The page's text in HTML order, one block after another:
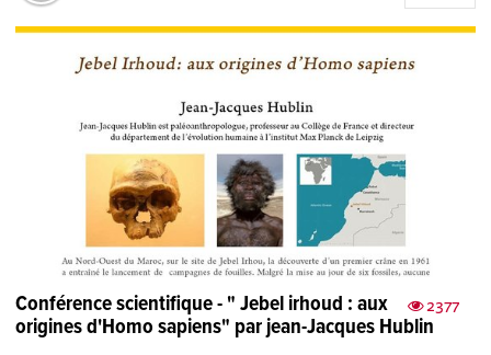
2377
Conférence scientifique - " Jebel irhoud : aux
origines d'Homo sapiens" par jean-Jacques Hublin